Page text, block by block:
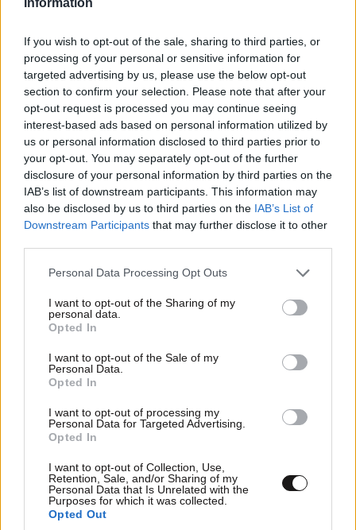
If you wish to opt-out of the sale, sharing to third parties, or
processing of your personal or sensitive information for
targeted advertising by us, please use the below opt-out
section to confirm your selection. Please note that after your
opt-out request is processed you may continue seeing
interest-based ads based on personal information utilized by
us or personal information disclosed to third parties prior to
your opt-out. You may separately opt-out of the further
disclosure of your personal information by third parties on the
IAB’s list of downstream participants. This information may
also be disclosed by us to third parties on the IAB’s List of
Downstream Participants that may further disclose it to other
Please note that this website/app uses one or more Google
not limited to your visit or usage behaviour. You may click to
grant or deny consent to Google and its third-party tags to
use your data for below specified purposes in below Google
consent section.
Personal Data Processing Opt Outs
I want to opt-out of the Sharing of my
personal data.
Opted In
I want to opt-out of the Sale of my
Personal Data.
Opted In
I want to opt-out of processing my
Personal Data for Targeted Advertising.
Opted In
I want to opt-out of Collection, Use,
Retention, Sale, and/or Sharing of my
Personal Data that Is Unrelated with the
Purposes for which it was collected.
Opted Out
ΠΡΟΣΘΕΣΤΕ ΤΟ ΣΧΟΛΙΟ ΣΑΣ
Xαρακτήρες: 0/1000
TRENDING